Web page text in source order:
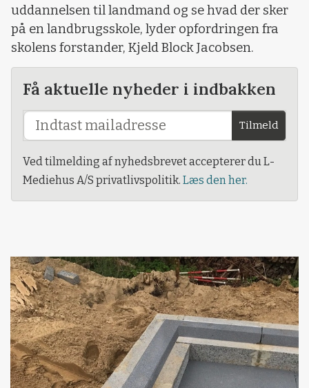
uddannelsen til landmand og se hvad der sker
på en landbrugsskole, lyder opfordringen fra
skolens forstander, Kjeld Block Jacobsen.
Få aktuelle nyheder i indbakken
Tilmeld
Ved tilmelding af nyhedsbrevet accepterer du L-
Mediehus A/S privatlivspolitik. Læs den her.